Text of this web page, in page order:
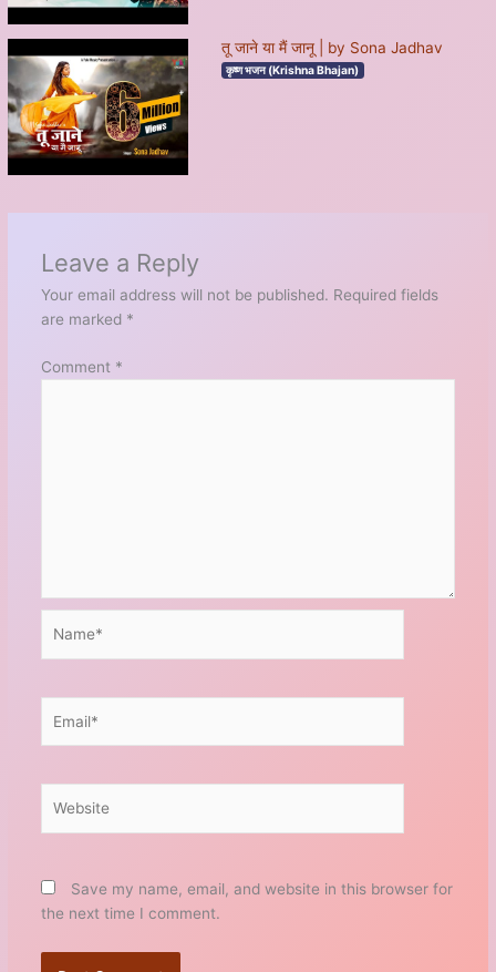
तू जाने या मैं जानू | by Sona Jadhav
कृष्ण भजन (Krishna Bhajan)
Leave a Reply
Your email address will not be published. Required fields
are marked *
Comment *
Save my name, email, and website in this browser for
the next time I comment.